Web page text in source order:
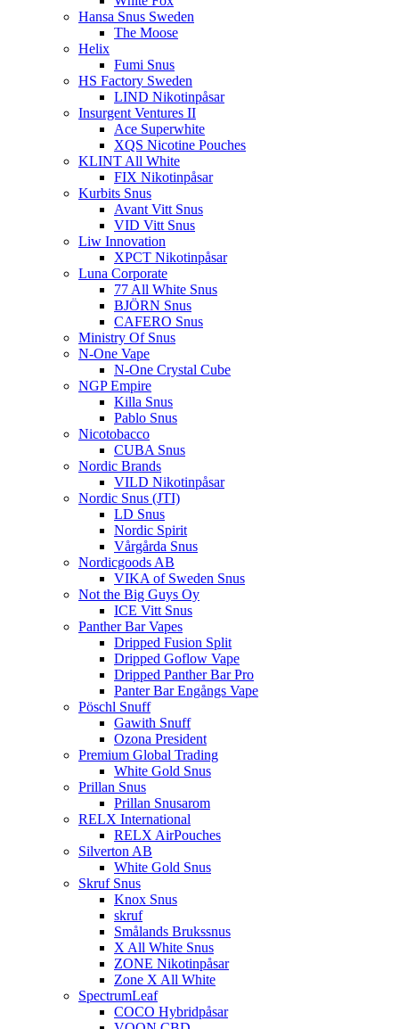
Hansa Snus Sweden
The Moose
Helix
Fumi Snus
HS Factory Sweden
LIND Nikotinpåsar
Insurgent Ventures II
Ace Superwhite
XQS Nicotine Pouches
KLINT All White
FIX Nikotinpåsar
Kurbits Snus
Avant Vitt Snus
VID Vitt Snus
Liw Innovation
XPCT Nikotinpåsar
Luna Corporate
77 All White Snus
BJÖRN Snus
CAFERO Snus
Ministry Of Snus
N-One Vape
N-One Crystal Cube
NGP Empire
Killa Snus
Pablo Snus
Nicotobacco
CUBA Snus
Nordic Brands
VILD Nikotinpåsar
Nordic Snus (JTI)
LD Snus
Nordic Spirit
Vårgårda Snus
Nordicgoods AB
VIKA of Sweden Snus
Not the Big Guys Oy
ICE Vitt Snus
Panther Bar Vapes
Dripped Fusion Split
Dripped Goflow Vape
Dripped Panther Bar Pro
Panter Bar Engångs Vape
Pöschl Snuff
Gawith Snuff
Ozona President
Premium Global Trading
White Gold Snus
Prillan Snus
Prillan Snusarom
RELX International
RELX AirPouches
Silverton AB
White Gold Snus
Skruf Snus
Knox Snus
skruf
Smålands Brukssnus
X All White Snus
ZONE Nikotinpåsar
Zone X All White
SpectrumLeaf
COCO Hybridpåsar